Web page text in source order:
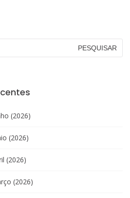
(2026)
(2026)
(2026)
(2026)